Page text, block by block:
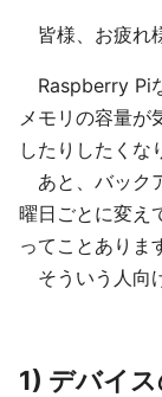
皆様、お疲れ
Raspberry Pi
メモリの容量が
したりしたくな
あと、バック
曜日ごとに変え
ってことありま
そういう人向
1) デバイ